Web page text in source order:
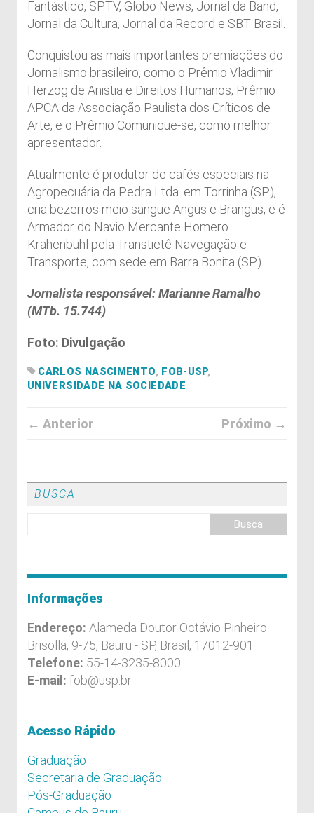
Fantástico, SPTV, Globo News, Jornal da Band,
Jornal da Cultura, Jornal da Record e SBT Brasil.
Conquistou as mais importantes premiações do
Jornalismo brasileiro, como o Prêmio Vladimir
Herzog de Anistia e Direitos Humanos; Prêmio
APCA da Associação Paulista dos Críticos de
Arte, e o Prêmio Comunique-se, como melhor
apresentador.
Atualmente é produtor de cafés especiais na
Agropecuária da Pedra Ltda. em Torrinha (SP),
cria bezerros meio sangue Angus e Brangus, e é
Armador do Navio Mercante Homero
Krähenbühl pela Transtietê Navegação e
Transporte, com sede em Barra Bonita (SP).
Jornalista responsável: Marianne Ramalho
(MTb. 15.744)
Foto: Divulgação
CARLOS NASCIMENTO, FOB-USP,
UNIVERSIDADE NA SOCIEDADE
← Anterior Próximo →
BUSCA
Informações
Endereço: Alameda Doutor Octávio Pinheiro
Brisolla, 9-75, Bauru - SP, Brasil, 17012-901
Telefone: 55-14-3235-8000
E-mail: fob@usp.br
Acesso Rápido
Graduação
Secretaria de Graduação
Pós-Graduação